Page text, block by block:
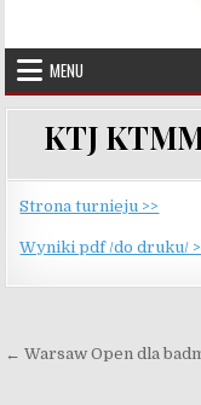
UKS Hubal
MENU
KTJ
Strona turnieju >>
Wyniki pdf /do druku/
← Warsaw Open dla